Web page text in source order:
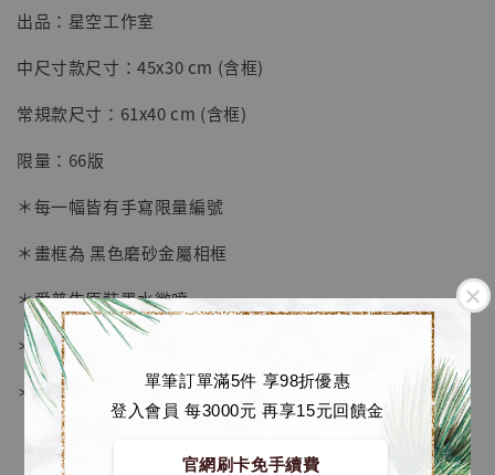
單筆訂單滿5件 享98折優惠
登入會員 每3000元 再享15元回饋金
官網刷卡免手續費
【店內現貨】七龍珠 系列蒐藏雕像 悟空 鳥山
明紀念款 [奇蹟工作室]
NT$ 5,580
加購優惠【海賊王 布魯克達摩 [7STARS Studio]】
出品：星空工作室
中尺寸款尺寸：45x30 cm (含框)
常規款尺寸：61x40 cm (含框)
限量：66版
＊每一幅皆有手寫限量編號
＊畫框為 黑色磨砂金屬相框
＊愛普生原裝墨水微噴
＊表面配有防塵透明有機玻璃
＊背面爲黑色防潮背板